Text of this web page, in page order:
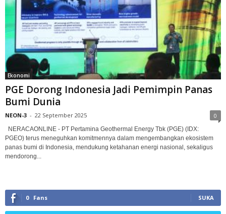
Ekonomi
PGE Dorong Indonesia Jadi Pemimpin Panas
Bumi Dunia
NEON-3 - 22 September 2025 0
NERACAONLINE - PT Pertamina Geothermal Energy Tbk (PGE) (IDX:
PGEO) terus meneguhkan komitmennya dalam mengembangkan ekosistem
panas bumi di Indonesia, mendukung ketahanan energi nasional, sekaligus
mendorong...
0 Fans SUKA